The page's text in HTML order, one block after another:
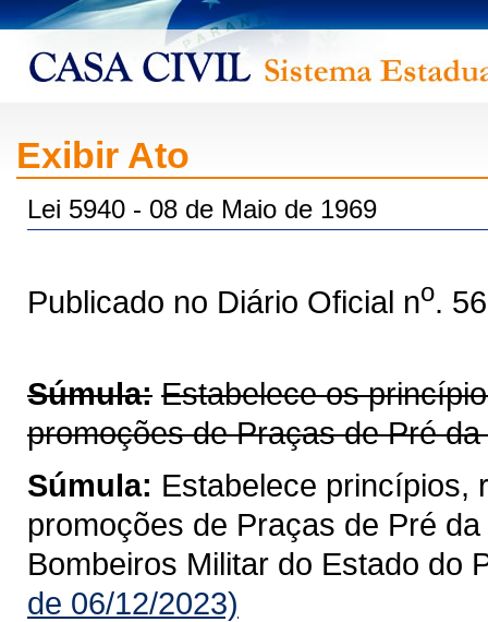
Exibir Ato
Lei 5940 - 08 de Maio de 1969
Publicado no Diário Oficial no.
Súmula: Estabelece os
promoções de Praças de Pré
Súmula: Estabelece princípios,
promoções de Praças de Pré
Bombeiros Militar do Estado do
de 06/12/2023)